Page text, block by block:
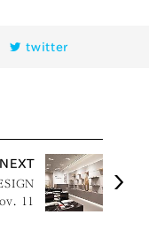
twitter
NEXT
11